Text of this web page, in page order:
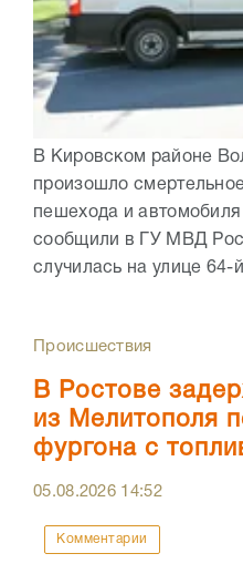
В Кировском районе
произошло
пешехода и
сообщили в ГУ МВД
случилась на улице
Происшествия
В Ростове
из Мелитополя
фургона с
05.08.2026 14:52
Комментарии